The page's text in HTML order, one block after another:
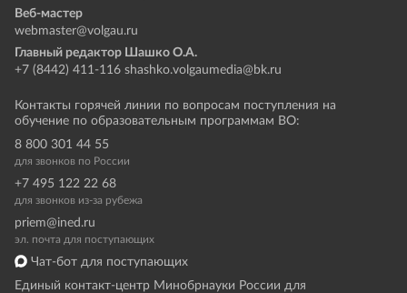
Веб-мастер
webmaster@volgau.ru
Главный редактор Шашко О.А.
+7 (8442) 411-116 shashko.volgaumedia@bk.ru
Контакты горячей линии по вопросам поступления на
обучение по образовательным программам ВО:
8 800 301 44 55
для звонков по России
+7 495 122 22 68
для звонков из-за рубежа
priem@ined.ru
эл. почта для поступающих
Чат-бот для поступающих
Единый контакт-центр Минобрнауки России для